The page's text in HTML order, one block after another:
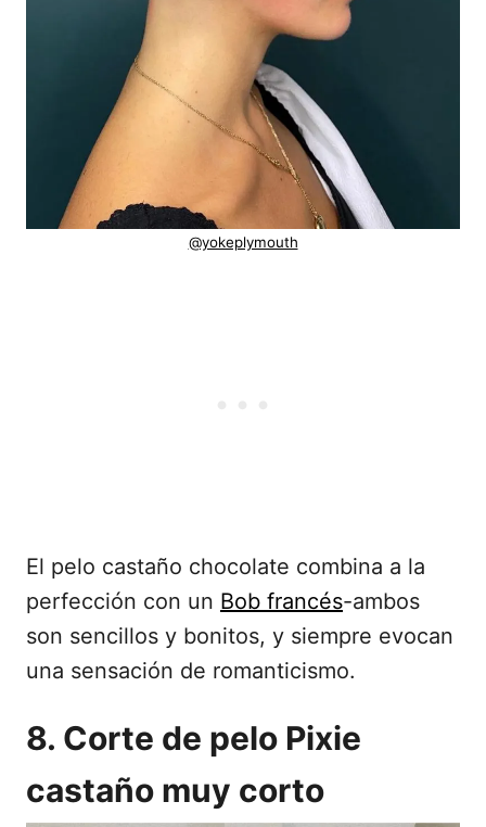
@yokeplymouth
El pelo castaño chocolate combina a la
perfección con un Bob francés-ambos
son sencillos y bonitos, y siempre evocan
una sensación de romanticismo.
8. Corte de pelo Pixie
castaño muy corto